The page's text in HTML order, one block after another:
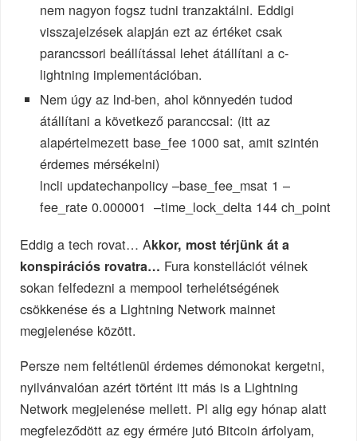
nem nagyon fogsz tudni tranzaktálni. Eddigi
visszajelzések alapján ezt az értéket csak
parancssori beállítással lehet átállítani a c-
lightning implementációban.
Nem úgy az lnd-ben, ahol könnyedén tudod
átállítani a következő paranccsal: (itt az
alapértelmezett base_fee 1000 sat, amit szintén
érdemes mérsékelni)
lncli updatechanpolicy –base_fee_msat 1 –
fee_rate 0.000001 –time_lock_delta 144 ch_point
Eddig a tech rovat… Akkor, most térjünk át a
konspirációs rovatra… Fura konstellációt vélnek
sokan felfedezni a mempool terhelétségének
csökkenése és a Lightning Network mainnet
megjelenése között.
Persze nem feltétlenül érdemes démonokat kergetni,
nyilvánvalóan azért történt itt más is a Lightning
Network megjelenése mellett. Pl alig egy hónap alatt
megfeleződött az egy érmére jutó Bitcoin árfolyam,